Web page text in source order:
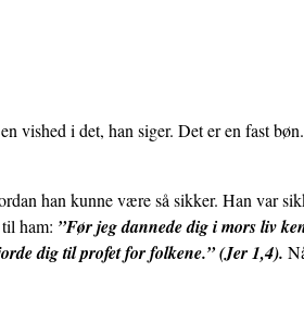
vished i det, han siger. Det er en fast
han kunne være så sikker. Han var
ham: ”Før jeg dannede dig i mors liv
dig til profet for folkene.” (Jer 1,4).